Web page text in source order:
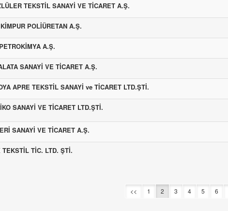
TEKSTİL SANAYİ VE TİCARET A.Ş.
POLİÜRETAN A.Ş.
A.Ş.
SANAYİ VE TİCARET A.Ş.
APRE TEKSTİL SANAYİ ve TİCARET LTD.ŞTİ.
SANAYİ VE TİCARET LTD.ŞTİ.
SANAYİ VE TİCARET A.Ş.
TEKSTİL TİC. LTD. ŞTİ.
<< 1 2 3 4 5 6